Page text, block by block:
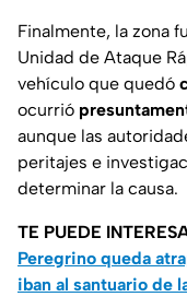
Finalmente, la zona
Unidad de Ataque
vehículo que quedó
ocurrió
aunque las
peritajes e
determinar la causa.
TE PUEDE
Peregrino queda
iban al santuario de